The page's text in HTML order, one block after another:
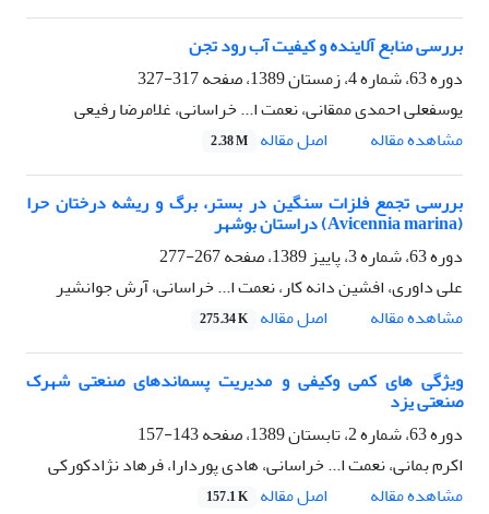
بررسی منابع آلاینده و کیفیت آب رود تجن
دوره 63، شماره 4، زمستان 1389، صفحه
317-327
یوسفعلی احمدی ممقانی، نعمت ا... خراسانی، غلامرضا رفیعی
مشاهده مقاله
اصل مقاله 2.38 M
بررسی تجمع فلزات سنگین در بستر، برگ و ریشه درختان حرا
(Avicennia marina) دراستان بوشهر
دوره 63، شماره 3، پاییز 1389، صفحه
267-277
علی داوری، افشین دانه کار، نعمت ا... خراسانی، آرش جوانشیر
مشاهده مقاله
اصل مقاله 275.34 K
ویژگی های کمی وکیفی و مدیریت پسماندهای صنعتی شهرک
صنعتی یزد
دوره 63، شماره 2، تابستان 1389، صفحه
143-157
اکرم بمانی، نعمت ا... خراسانی، هادی پوردارا، فرهاد نژادکورکی
مشاهده مقاله
اصل مقاله 157.1 K